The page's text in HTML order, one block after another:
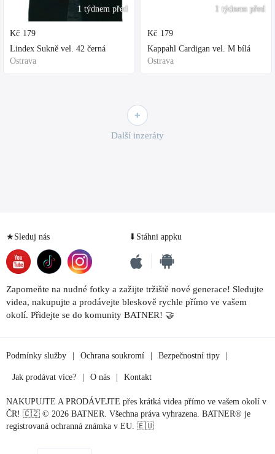
1 týdnem před
Kč 179
Lindex Sukně vel. 42 černá
Ostrava
1 týdnem před
Kč 179
Kappahl Cardigan vel. M bílá
Ostrava
Další inzeráty
★Sleduj nás ⬇Stáhni appku
Zapomeňte na nudné fotky a zažijte tržiště nové generace! Sledujte
videa, nakupujte a prodávejte bleskově rychle přímo ve vašem
okolí. Přidejte se do komunity BATNER! 🤝
Podmínky služby Ochrana soukromí Bezpečnostní tipy
Jak prodávat více? O nás Kontakt
NAKUPUJTE A PRODÁVEJTE přes krátká videa přímo ve vašem okolí v
ČR! 🇨🇿 © 2026 BATNER. Všechna práva vyhrazena. BATNER® je
registrovaná ochranná známka v EU. 🇪🇺